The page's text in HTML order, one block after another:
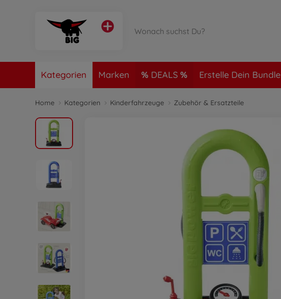
Kategorien Marken DEALS Erstelle Dein Bundle
Home Kategorien Kinderfahrzeuge Zubehör & Ersatzteile